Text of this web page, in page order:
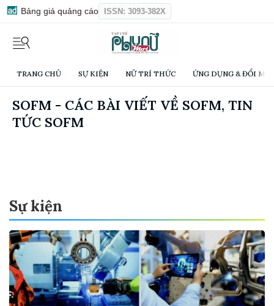
Bảng giá quảng cáo ISSN: 3093-382X
TRANG CHỦ SỰ KIỆN NỮ TRÍ THỨC ỨNG DỤNG & ĐỔI
SOFM - CÁC BÀI VIẾT VỀ SOFM, TIN
TỨC SOFM
Sự kiện